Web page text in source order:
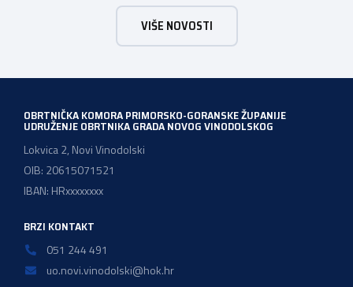
2025./2026. obrazuju temeljem programa/kurikula u
trogodišnjem trajanju za stjecanje deficitarnih obrtničkih
zanimanja, sukladno Preporukama za obrazovnu upisnu
VIŠE NOVOSTI
OBRTNIČKA KOMORA PRIMORSKO-GORANSKE ŽUPANIJE
UDRUŽENJE OBRTNIKA GRADA NOVOG VINODOLSKOG
Lokvica 2, Novi Vinodolski
OIB: 20615071521
IBAN: HRxxxxxxxx
BRZI KONTAKT
051 244 491
uo.novi.vinodolski@hok.hr